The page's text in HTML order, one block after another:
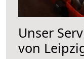
Unser
von